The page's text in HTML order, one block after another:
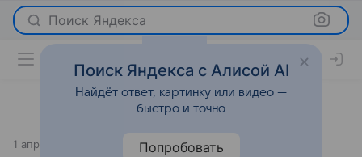
Поиск Яндекса
1 апреля 2014 Гороскопы
Поиск Яндекса с Алисой AI
Найдёт ответ, картинку или видео —
быстро и точно
Попробовать